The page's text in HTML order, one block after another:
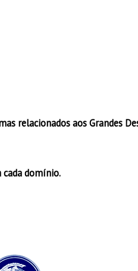
relacionados aos Grandes
cada domínio.